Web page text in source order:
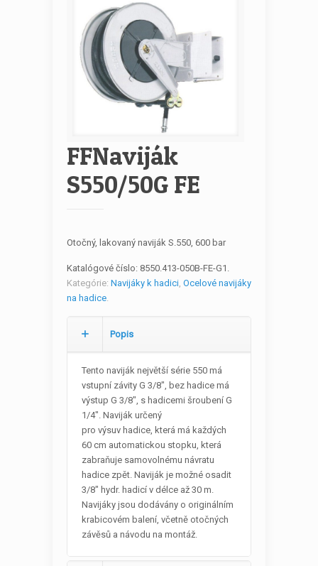
FFNaviják
S550/50G FE
Otočný, lakovaný naviják S.550, 600 bar
Katalógové číslo: 8550.413-050B-FE-G1 .
Kategórie: Navijáky k hadici, Ocelové navijáky
na hadice.
Popis
Tento naviják největší série 550 má
vstupní závity G 3/8″, bez hadice má
výstup G 3/8″, s hadicemi šroubení G
1/4″. Naviják určený
pro výsuv hadice, která má každých
60 cm automatickou stopku, která
zabraňuje samovolnému návratu
hadice zpět. Naviják je možné osadit
3/8″ hydr. hadicí v délce až 30 m.
Navijáky jsou dodávány o originálním
krabicovém balení, včetně otočných
závěsů a návodu na montáž.